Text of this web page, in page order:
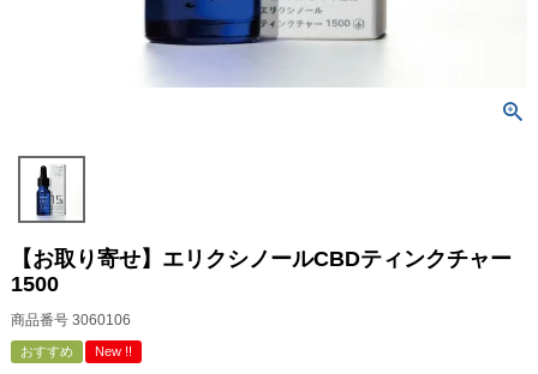
【お取り寄せ】エリクシノールCBDティンクチャー
1500
商品番号 3060106
おすすめ New !!